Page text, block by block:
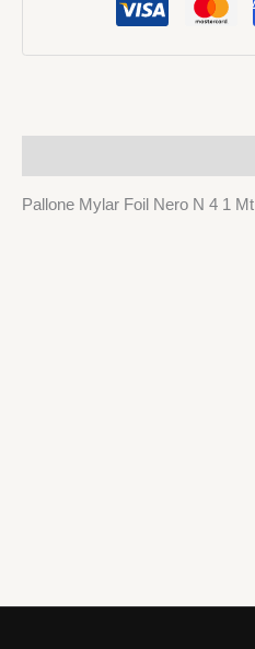
Pallone Mylar Foil Nero N 4 1 Mt